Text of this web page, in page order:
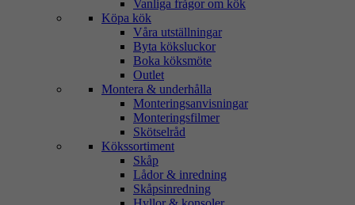
Vanliga frågor om kök
Köpa kök
Våra utställningar
Byta köksluckor
Boka köksmöte
Outlet
Montera & underhålla
Monteringsanvisningar
Monteringsfilmer
Skötselråd
Kökssortiment
Skåp
Lådor & inredning
Skåpsinredning